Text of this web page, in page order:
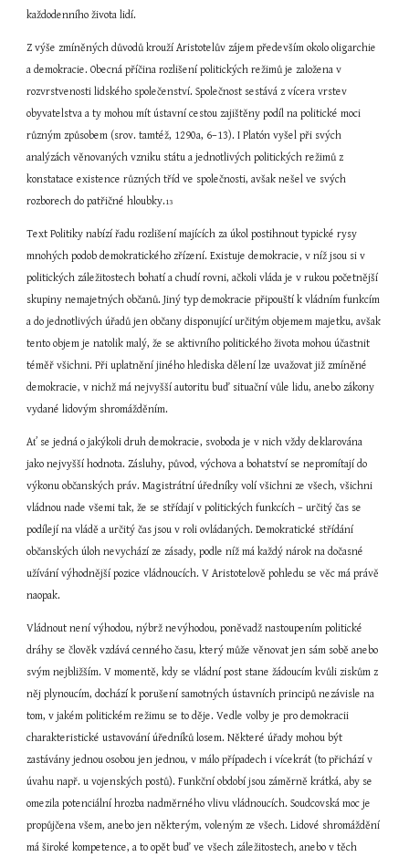
každodenního života lidí.
Z výše zmíněných důvodů krouží Aristotelův zájem především okolo oligarchie
a demokracie. Obecná příčina rozlišení politických režimů je založena v
rozvrstvenosti lidského společenství. Společnost sestává z vícera vrstev
obyvatelstva a ty mohou mít ústavní cestou zajištěny podíl na politické moci
různým způsobem (srov. tamtéž, 1290a, 6–13). I Platón vyšel při svých
analýzách věnovaných vzniku státu a jednotlivých politických režimů z
konstatace existence různých tříd ve společnosti, avšak nešel ve svých
rozborech do patřičné hloubky.13
Text Politiky nabízí řadu rozlišení majících za úkol postihnout typické rysy
mnohých podob demokratického zřízení. Existuje demokracie, v níž jsou si v
politických záležitostech bohatí a chudí rovni, ačkoli vláda je v rukou početnější
skupiny nemajetných občanů. Jiný typ demokracie připouští k vládním funkcím
a do jednotlivých úřadů jen občany disponující určitým objemem majetku, avšak
tento objem je natolik malý, že se aktivního politického života mohou účastnit
téměř všichni. Při uplatnění jiného hlediska dělení lze uvažovat již zmíněné
demokracie, v nichž má nejvyšší autoritu buď situační vůle lidu, anebo zákony
vydané lidovým shromážděním.
Ať se jedná o jakýkoli druh demokracie, svoboda je v nich vždy deklarována
jako nejvyšší hodnota. Zásluhy, původ, výchova a bohatství se nepromítají do
výkonu občanských práv. Magistrátní úředníky volí všichni ze všech, všichni
vládnou nade všemi tak, že se střídají v politických funkcích – určitý čas se
podílejí na vládě a určitý čas jsou v roli ovládaných. Demokratické střídání
občanských úloh nevychází ze zásady, podle níž má každý nárok na dočasné
užívání výhodnější pozice vládnoucích. V Aristotelově pohledu se věc má právě
naopak.
Vládnout není výhodou, nýbrž nevýhodou, poněvadž nastoupením politické
dráhy se člověk vzdává cenného času, který může věnovat jen sám sobě anebo
svým nejbližším. V momentě, kdy se vládní post stane žádoucím kvůli ziskům z
něj plynoucím, dochází k porušení samotných ústavních principů nezávisle na
tom, v jakém politickém režimu se to děje. Vedle volby je pro demokracii
charakteristické ustavování úředníků losem. Některé úřady mohou být
zastávány jednou osobou jen jednou, v málo případech i vícekrát (to přichází v
úvahu např. u vojenských postů). Funkční období jsou záměrně krátká, aby se
omezila potenciální hrozba nadměrného vlivu vládnoucích. Soudcovská moc je
propůjčena všem, anebo jen některým, voleným ze všech. Lidové shromáždění
má široké kompetence, a to opět buď ve všech záležitostech, anebo v těch